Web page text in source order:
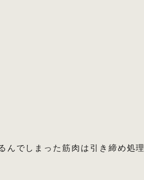
んでしまった筋肉は引き締め処理